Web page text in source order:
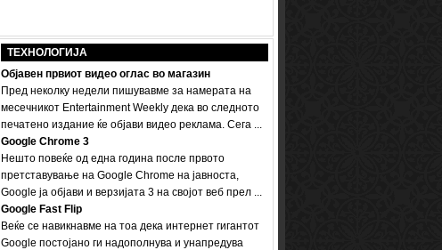
ТЕХНОЛОГИЈА
Објавен првиот видео оглас во магазин
Пред неколку недели пишувавме за намерата на
месечникот Entertainment Weekly дека во следното
печатено издание ќе објави видео реклама. Сега ...
Google Chrome 3
Нешто повеќе од една година после првото
претставување на Google Chrome на јавноста,
Google ја објави и верзијата 3 на својот веб прел ...
Google Fast Flip
Веќе се навикнавме на тоа дека интернет гигантот
Google постојано ги надополнува и унапредува